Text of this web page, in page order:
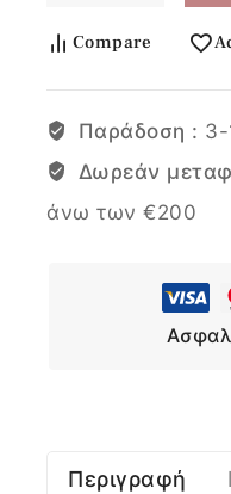
Compare
Παράδοση : 3-
Δωρεάν
άνω των €200
Περιγραφή